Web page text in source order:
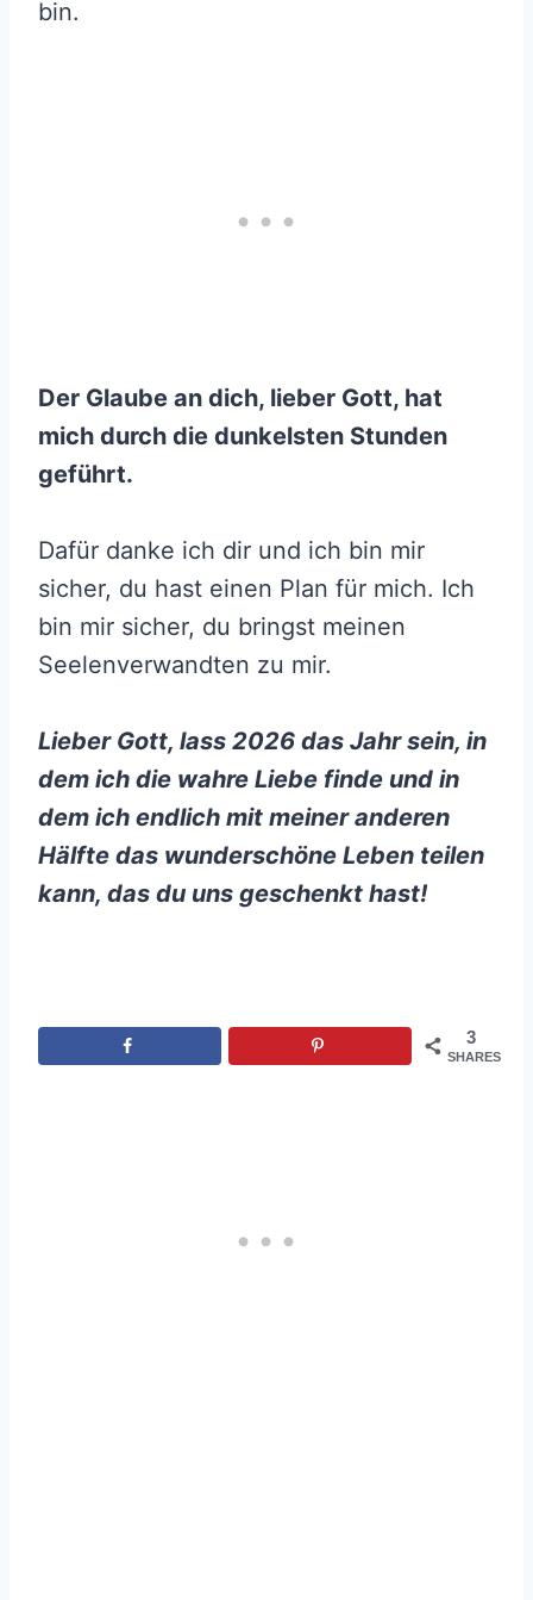
bin.
Der Glaube an dich, lieber Gott, hat
mich durch die dunkelsten Stunden
geführt.
Dafür danke ich dir und ich bin mir
sicher, du hast einen Plan für mich. Ich
bin mir sicher, du bringst meinen
Seelenverwandten zu mir.
Lieber Gott, lass 2026 das Jahr sein, in
dem ich die wahre Liebe finde und in
dem ich endlich mit meiner anderen
Hälfte das wunderschöne Leben teilen
kann, das du uns geschenkt hast!
3
SHARES